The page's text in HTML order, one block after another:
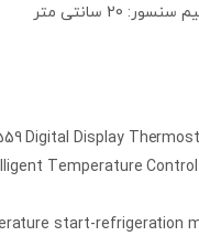
20 سانتی متر
Digital Display
Temperature
start-refrigeration